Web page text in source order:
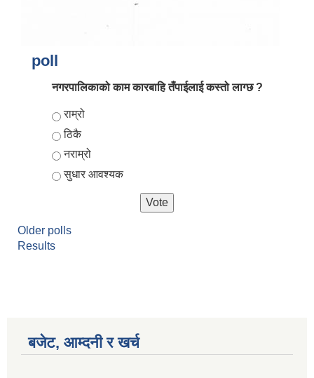
poll
नगरपालिकाको काम कारबाहि तँपाईलाई कस्तो लाग्छ ?
Choices
राम्रो
ठिकै
नराम्रो
सुधार आवश्यक
Older polls
Results
बजेट, आम्दनी र खर्च